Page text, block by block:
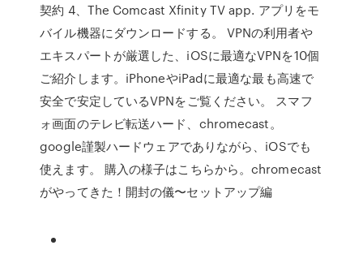
契約 4、The Comcast Xfinity TV app. アプリをモ
バイル機器にダウンロードする。 VPNの利用者や
エキスパートが厳選した、iOSに最適なVPNを10個
ご紹介します。iPhoneやiPadに最適な最も高速で
安全で安定しているVPNをご覧ください。 スマフ
ォ画面のテレビ転送ハード、chromecast。
google謹製ハードウェアでありながら、iOSでも
使えます。 購入の様子はこちらから。chromecast
がやってきた！開封の儀〜セットアップ編